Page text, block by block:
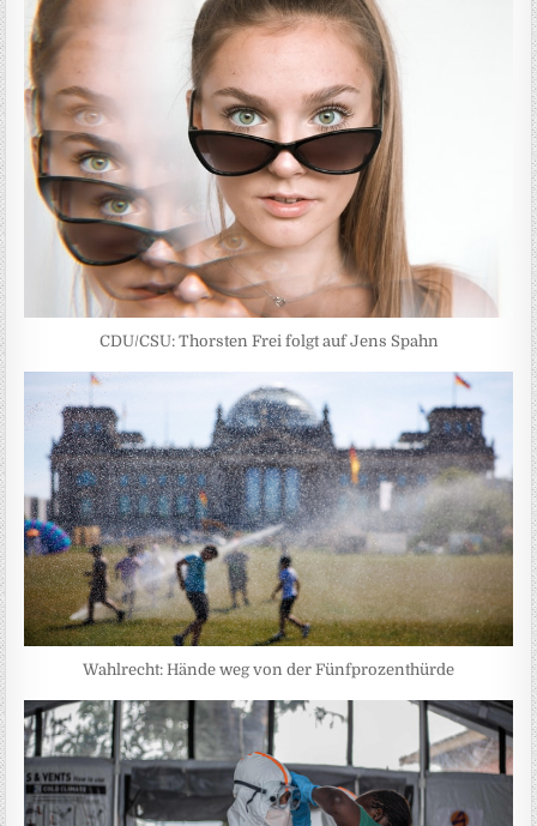
CDU/CSU: Thorsten Frei folgt auf Jens Spahn
Wahlrecht: Hände weg von der Fünfprozenthürde